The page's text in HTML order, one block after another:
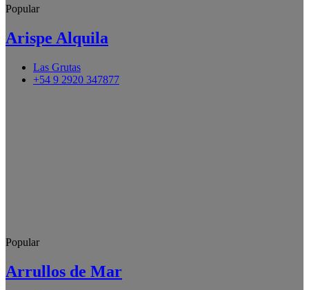
Popular
Arispe Alquila
Las Grutas
+54 9 2920 347877
Popular
Arrullos de Mar